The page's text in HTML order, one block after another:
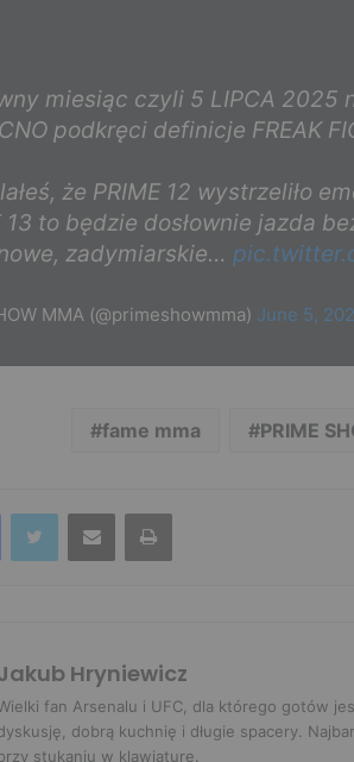
miesiąc czyli 5 LIPCA 2025
podkręci definicje FREAK
że PRIME 12 wystrzeliło
13 to będzie dosłownie jazda
zadymiarskie…
MMA (@primeshowmma) June 5,
fame mma PRIME
FacebookTwitter Udostępnij przez e-mail Drukuj
Hryniewicz
fan Arsenalu i UFC, dla którego gotów
dobrą kuchnię i długie spacery.
stukaniu w klawiaturę.